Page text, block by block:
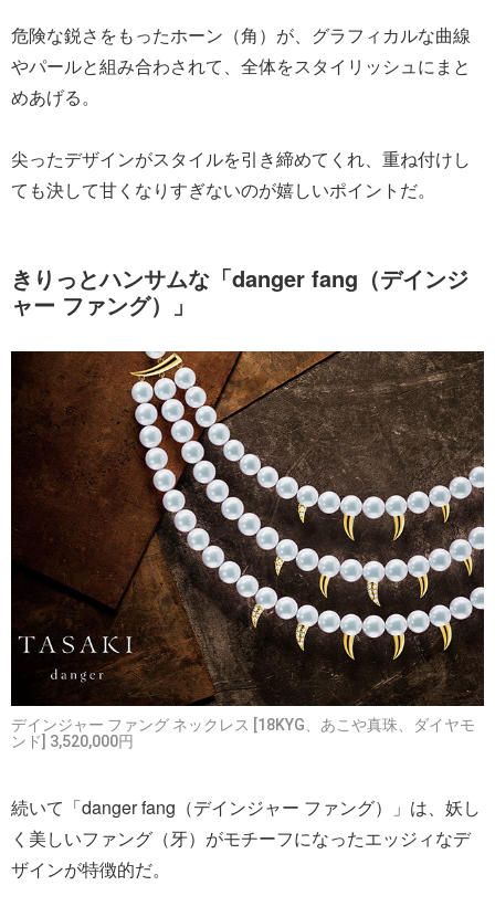
危険な鋭さをもったホーン（角）が、グラフィカルな曲線
やパールと組み合わされて、全体をスタイリッシュにまと
めあげる。
尖ったデザインがスタイルを引き締めてくれ、重ね付けし
ても決して甘くなりすぎないのが嬉しいポイントだ。
きりっとハンサムな「danger fang（デインジ
ャー ファング）」
デインジャー ファング ネックレス [18KYG、あこや真珠、ダイヤモ
ンド] 3,520,000円
続いて「danger fang（デインジャー ファング）」は、妖し
く美しいファング（牙）がモチーフになったエッジィなデ
ザインが特徴的だ。